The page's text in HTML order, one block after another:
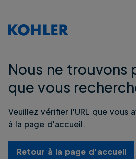
Nous ne trouvons
que vous
Veuillez vérifier l'URL que vous
à la page d'accueil.
Retour à la page d'accueil